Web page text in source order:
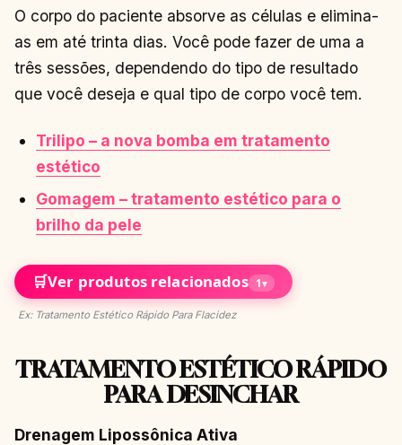
O corpo do paciente absorve as células e elimina-
as em até trinta dias. Você pode fazer de uma a
três sessões, dependendo do tipo de resultado
que você deseja e qual tipo de corpo você tem.
Trilipo – a nova bomba em tratamento
estético
Gomagem – tratamento estético para o
brilho da pele
🛒Ver produtos relacionados 1▾
Ex: Tratamento Estético Rápido Para Flacidez
TRATAMENTO ESTÉTICO RÁPIDO
PARA DESINCHAR
Drenagem Lipossônica Ativa